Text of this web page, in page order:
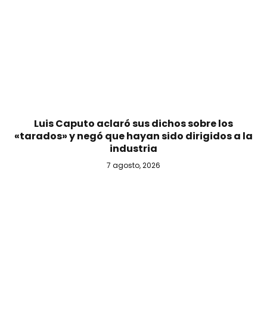
Luis Caputo aclaró sus dichos sobre los
«tarados» y negó que hayan sido dirigidos a la
industria
7 agosto, 2026